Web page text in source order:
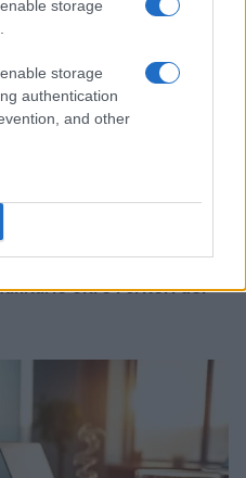
storage
storage
authentication
and other
oltre i criteri dei